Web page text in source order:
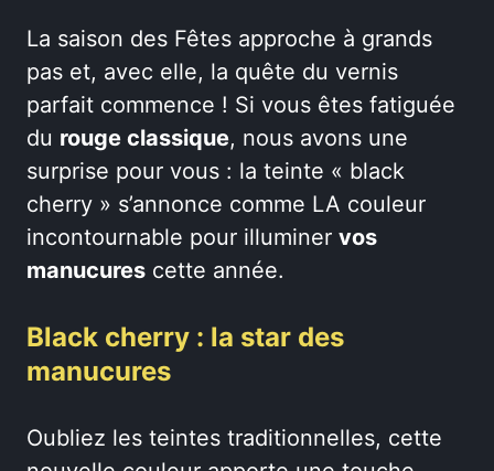
La saison des Fêtes approche à grands
pas et, avec elle, la quête du vernis
parfait commence ! Si vous êtes fatiguée
du rouge classique, nous avons une
surprise pour vous : la teinte « black
cherry » s’annonce comme LA couleur
incontournable pour illuminer vos
manucures cette année.
Black cherry : la star des
manucures
Oubliez les teintes traditionnelles, cette